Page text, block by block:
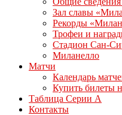
Зал славы
Рекорды
Трофеи и
Стадион Сан-
Миланелло
Матчи
Календарь
Купить билеты
Таблица Серии А
Контакты